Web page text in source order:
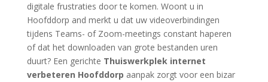
digitale frustraties door te komen. Woont u in
Hoofddorp and merkt u dat uw videoverbindingen
tijdens Teams- of Zoom-meetings constant haperen
of dat het downloaden van grote bestanden uren
duurt? Een gerichte Thuiswerkplek internet
verbeteren Hoofddorp aanpak zorgt voor een bizar